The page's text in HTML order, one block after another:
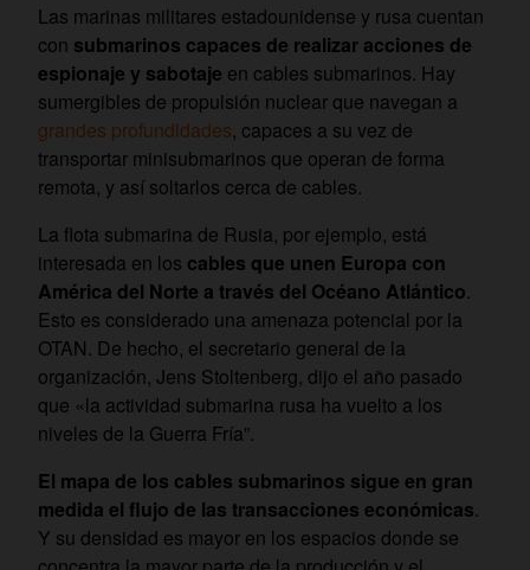
Las marinas militares estadounidense y rusa cuentan
con submarinos capaces de realizar acciones de
espionaje y sabotaje en cables submarinos. Hay
sumergibles de propulsión nuclear que navegan a
grandes profundidades, capaces a su vez de
transportar minisubmarinos que operan de forma
remota, y así soltarlos cerca de cables.
La flota submarina de Rusia, por ejemplo, está
interesada en los cables que unen Europa con
América del Norte a través del Océano Atlántico.
Esto es considerado una amenaza potencial por la
OTAN. De hecho, el secretario general de la
organización, Jens Stoltenberg, dijo el año pasado
que «la actividad submarina rusa ha vuelto a los
niveles de la Guerra Fría”.
El mapa de los cables submarinos sigue en gran
medida el flujo de las transacciones económicas.
Y su densidad es mayor en los espacios donde se